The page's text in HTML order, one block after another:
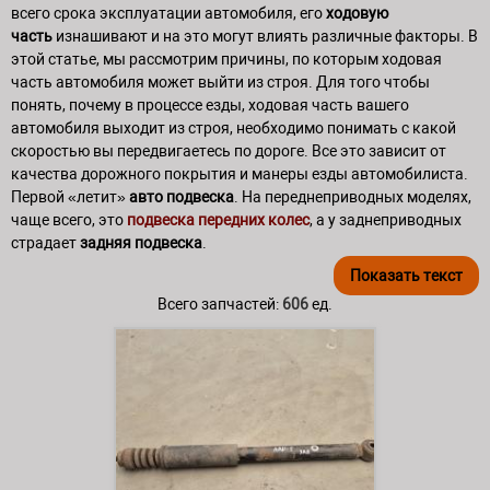
всего срока эксплуатации автомобиля, егоходовую
часть изнашивают и на это могут влиять различные факторы. В
этой статье, мы рассмотрим причины, по которым ходовая
часть автомобиля может выйти из строя. Для того чтобы
понять, почему в процессе езды, ходовая часть вашего
автомобиля выходит из строя, необходимо понимать с какой
скоростью вы передвигаетесь по дороге. Все это зависит от
качества дорожного покрытия и манеры езды автомобилиста.
Первой «летит»авто подвеска . На переднеприводных моделях,
чаще всего, это подвеска передних колес, а у заднеприводных
страдаетзадняя подвеска
Показатьтекст
Всего запчастей: 606ед.